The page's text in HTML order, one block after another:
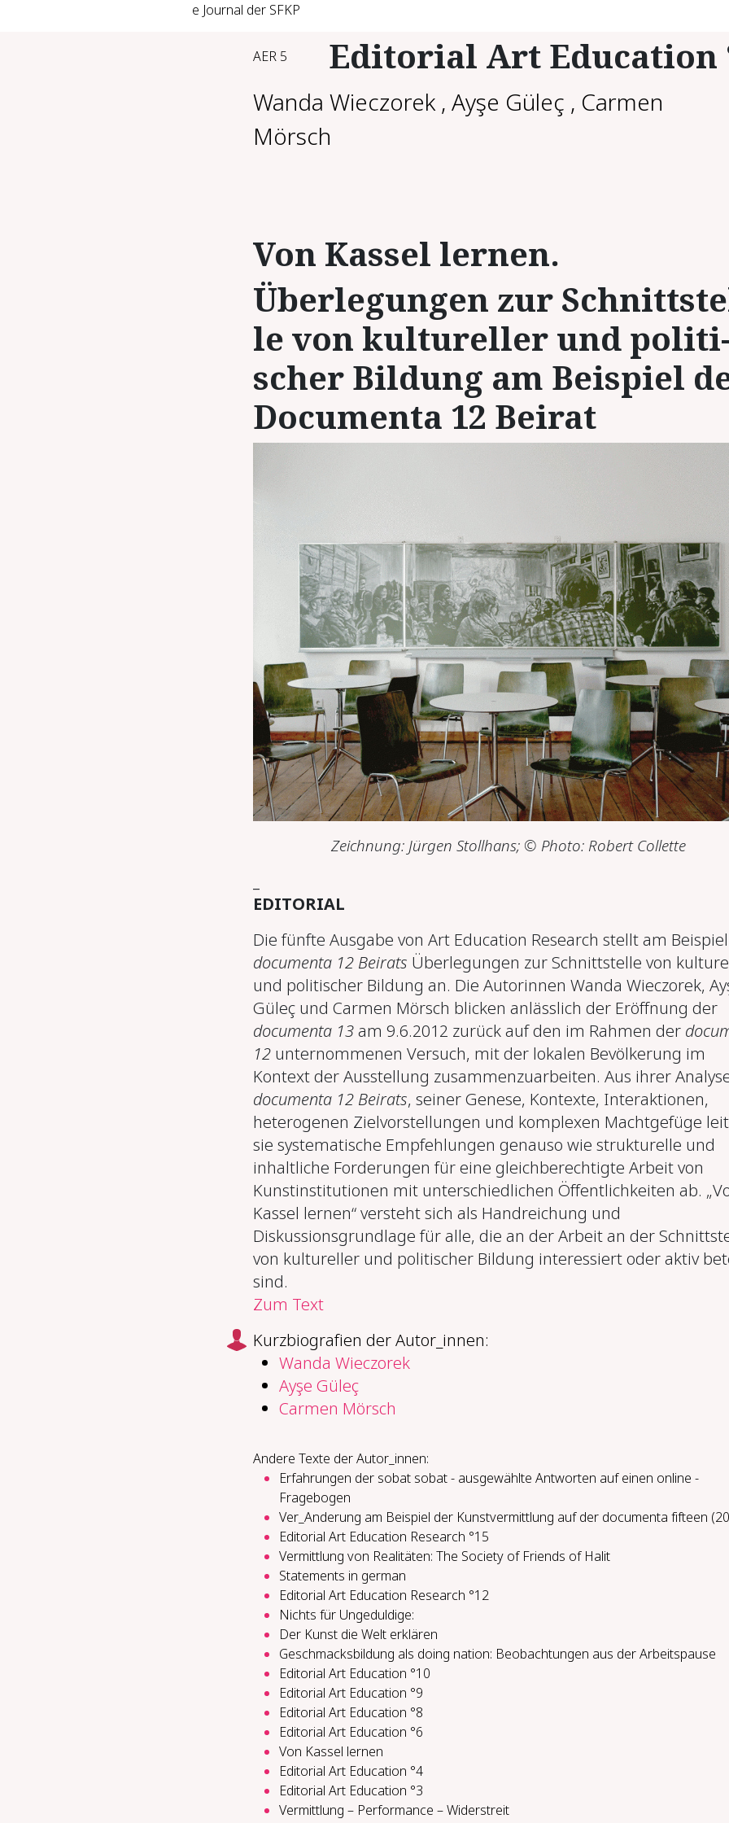
e Journal der SFKP
AER 5 Editorial Art Education
Wanda Wieczorek, Ayşe Güleç , Carmen
Mörsch
Von Kas­sel ler­nen.
Über­le­gun­gen zur
le von kul­tu­rel­ler und
scher Bil­dung am Bei­spiel
Do­cu­men­ta 12 Bei­rat
Zeichnung: Jürgen Stollhans; © Photo: Robert Collette
EDITORIAL
Die fünfte Ausgabe von Art Education Research stellt am
documenta 12 Beirats Überlegungen zur Schnittstelle von
und politischer Bildung an. Die Autorinnen Wanda Wieczorek,
Güleç und Carmen Mörsch blicken anlässlich der Eröffnung der
documenta 13am 9.6.2012 zurück auf den im Rahmen der
12unternommenen Versuch, mit der lokalen Bevölkerung im
Kontext der Ausstellung zusammenzuarbeiten. Aus ihrer
documenta 12 Beirats, seiner Genese, Kontexte, Interaktionen,
heterogenen Zielvorstellungen und komplexen Machtgefüge
sie systematische Empfehlungen genauso wie strukturelle und
inhaltliche Forderungen für eine gleichberechtigte Arbeit von
Kunstinstitutionen mit unterschiedlichen Öffentlichkeiten ab.
Kassel lernen“ versteht sich als Handreichung und
Diskussionsgrundlage für alle, die an der Arbeit an der
von kultureller und politischer Bildung interessiert oder aktiv
sind.
Zum Text
Kurzbiografien der Autor_innen:
Wanda Wieczorek
Ayşe Güleç
Carmen Mörsch
Andere Texte der Autor_innen:
Erfahrungen der sobat sobat - ausgewählte Antworten auf einen online -
Fragebogen
Ver_Anderung am Beispiel der Kunstvermittlung auf der documenta fifteen
Editorial Art Education Research °15
Vermittlung von Realitäten: The Society of Friends of Halit
Statements in german
Editorial Art Education Research °12
Nichts für Un­ge­dul­di­ge:
Der Kunst die Welt er­klä­ren
Ge­schmacks­bil­dung als do­ing na­ti­on: Be­ob­ach­tun­gen aus der Ar­beits­pau­se
Editorial Art Education °10
Editorial Art Education °9
Editorial Art Education °8
Editorial Art Education °6
Von Kas­sel ler­nen
Editorial Art Education °4
Editorial Art Education °3
Ver­mitt­lung – Per­for­mance – Wi­der­streit